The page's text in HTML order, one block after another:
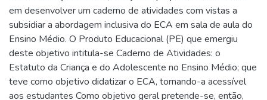
em desenvolver um caderno de atividades com vistas a
subsidiar a abordagem inclusiva do ECA em sala de aula do
Ensino Médio. O Produto Educacional (PE) que emergiu
deste objetivo intitula-se Caderno de Atividades: o
Estatuto da Criança e do Adolescente no Ensino Médio; que
teve como objetivo didatizar o ECA, tornando-a acessível
aos estudantes Como objetivo geral pretende-se, então,